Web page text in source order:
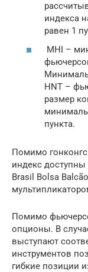
индекса
равен 1
MHI –
HNT –
размер
пункта.
Помимо
индекс
Brasil Bolsa
Помимо
опционы. В
выступают
инструментов
гибкие позиции